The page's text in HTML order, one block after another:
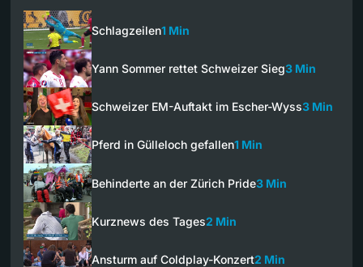
Schlagzeilen1 Min
Yann Sommer rettet Schweizer Sieg3 Min
Schweizer EM-Auftakt im Escher-Wyss3 Min
Pferd in Gülleloch gefallen1 Min
Behinderte an der Zürich Pride3 Min
Kurznews des Tages2 Min
Ansturm auf Coldplay-Konzert2 Min